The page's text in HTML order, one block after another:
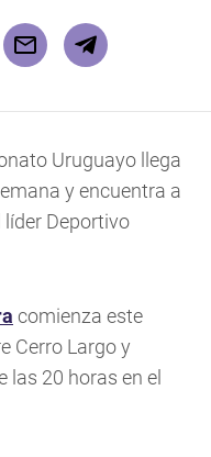
Uruguayo llega
y encuentra a
líder Deportivo
comienza este
Cerro Largo y
las 20 horas en el